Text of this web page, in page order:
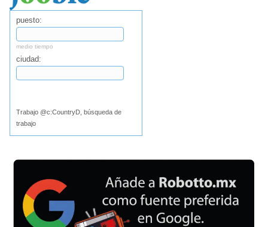
puesto:
medio tiempo
ciudad:
Trabajo @c:CountryD, búsqueda de
trabajo